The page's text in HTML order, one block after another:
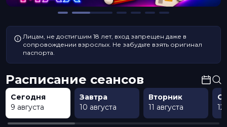
Лицам, не достигшим 18 лет, вход запрещен даже в
сопровождении взрослых. Не забудьте взять оригинал
паспорта.
Расписание сеансов
Сегодня
9 августа
Завтра
10 августа
Вторник
11 августа
12